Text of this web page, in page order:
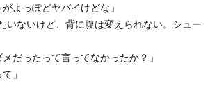
よっぽどヤバイけどな」
いないけど、背に腹は変えられない。シュー
だったって言ってなかったか？」
」